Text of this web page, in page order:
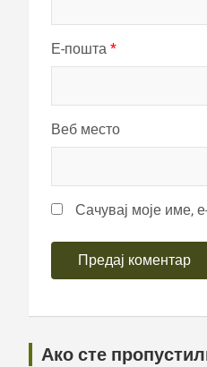
Е-пошта *
Веб место
Сачувај моје име,
Ако сте